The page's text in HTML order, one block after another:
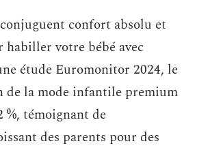
confort absolu et
votre bébé avec
étude Euromonitor 2024, le
de la mode infantile premium
%, témoignant de
des parents pour des